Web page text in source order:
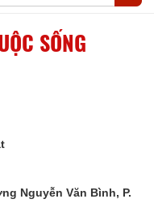
SỐNG
Nguyễn Văn Bình, P.